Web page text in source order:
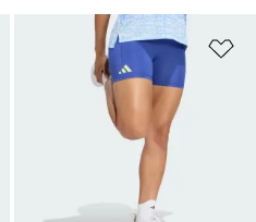
Lägg till på önskelistan